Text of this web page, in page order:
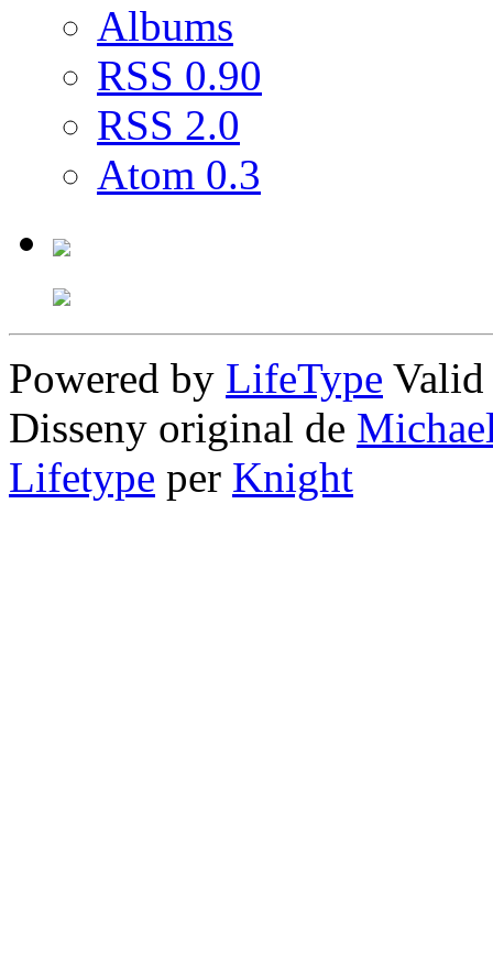
Albums
RSS 0.90
RSS 2.0
Atom 0.3
Powered by LifeType
Disseny original de
Lifetype per Knight